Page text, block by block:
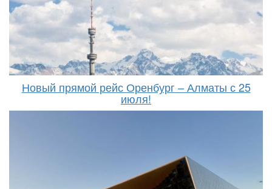
Новый прямой рейс Оренбург – Алматы с 25
июля!